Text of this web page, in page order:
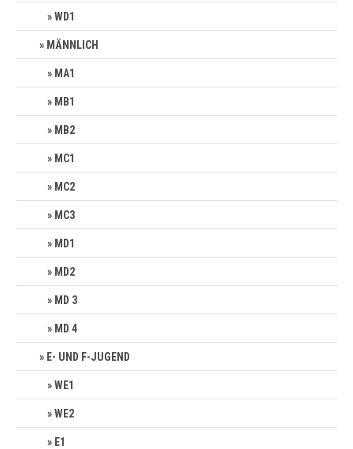
WD1
MÄNNLICH
MA1
MB1
MB2
MC1
MC2
MC3
MD1
MD2
MD 3
MD 4
E- UND F-JUGEND
WE1
WE2
E1